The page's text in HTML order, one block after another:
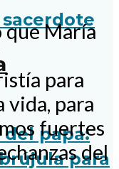
María
para
vida, para
fuertes
del